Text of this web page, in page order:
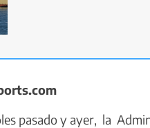
pasado y ayer, la